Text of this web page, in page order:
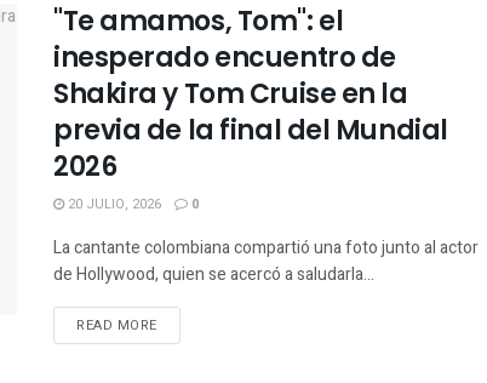
"Te amamos, Tom": el
inesperado encuentro de
Shakira y Tom Cruise en la
previa de la final del Mundial
2026
20 JULIO, 2026 0
La cantante colombiana compartió una foto junto al actor
de Hollywood, quien se acercó a saludarla...
READ MORE